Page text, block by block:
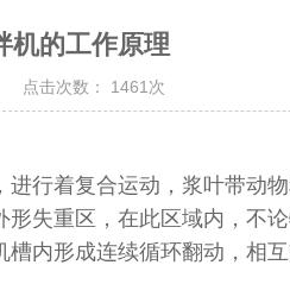
机的工作原理
点击次数： 1461次
行着复合运动，浆叶带动
失重区，在此区域内，不
内形成连续循环翻动，相